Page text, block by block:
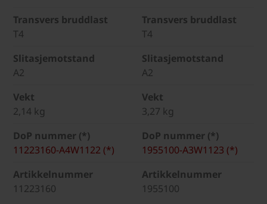
Transvers bruddlast
T4
Transvers bruddlast
T4
Slitasjemotstand
A2
Slitasjemotstand
A2
Vekt
2,14 kg
Vekt
3,27 kg
DoP nummer (*)
11223160-A4W1122 (*)
DoP nummer (*)
1955100-A3W1123 (*)
Artikkelnummer
11223160
Artikkelnummer
1955100